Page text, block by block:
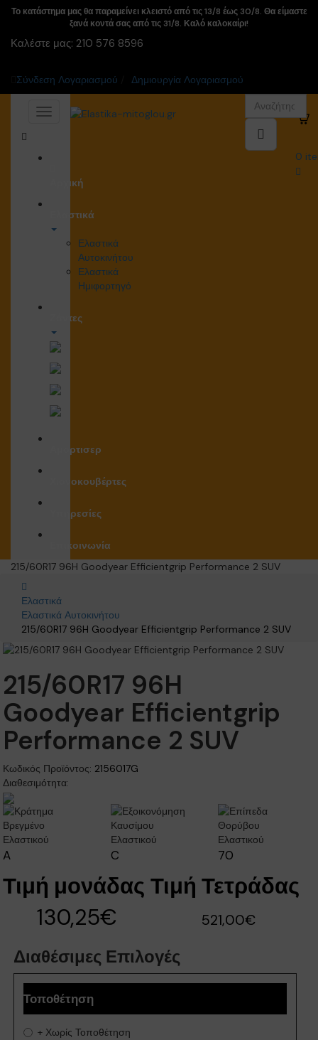
Το κατάστημα μας θα παραμείνει κλειστό από τις 13/8 έως 30/8. Θα είμαστε
ξανά κοντά σας από τις 31/8. Καλό καλοκαίρι!
Καλέστε μας: 210 576 8596
Σύνδεση Λογαριασμού Δημιουργία Λογαριασμού
Αρχική
Ελαστικά
Ελαστικά
Αυτοκινήτου
Ελαστικά
Ημιφορτηγό
Ζάντες
Αμορτισερ
Χιονοκουβέρτες
Υπηρεσίες
Επικοινωνία
0
215/60R17 96H Goodyear Efficientgrip Performance 2 SUV
Ελαστικά
Ελαστικά Αυτοκινήτου
215/60R17 96H Goodyear Efficientgrip Performance 2 SUV
215/60R17 96H
Goodyear Efficientgrip
Performance 2 SUV
Κωδικός Προϊόντος: 2156017G
Διαθεσιμότητα:
A C 70
Τιμή μονάδας Τιμή Τετράδας
130,25€
521,00€
Διαθέσιμες Επιλογές
Τοποθέτηση
+ Χωρίς Τοποθέτηση